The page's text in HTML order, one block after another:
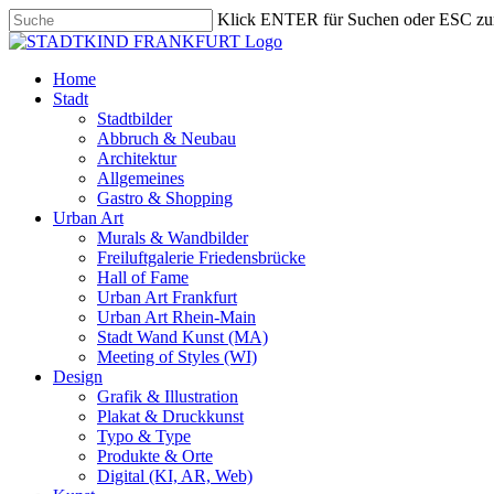
Skip
to
content
Klick ENTER für Suchen oder ESC
Close
search
Menu
Home
Stadt
Stadtbilder
Abbruch & Neubau
Architektur
Allgemeines
Gastro & Shopping
Urban Art
Murals & Wandbilder
Freiluftgalerie Friedensbrücke
Hall of Fame
Urban Art Frankfurt
Urban Art Rhein-Main
Stadt Wand Kunst (MA)
Meeting of Styles (WI)
Design
Grafik & Illustration
Plakat & Druckkunst
Typo & Type
Produkte & Orte
Digital (KI, AR, Web)